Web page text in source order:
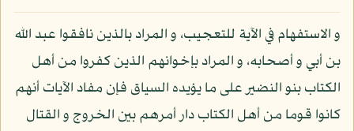
و الاستفهام في الآية للتعجيب، و المراد بالذين نافقوا عبد الله
بن أبي و أصحابه، و المراد بإخوانهم الذين كفروا من أهل
الكتاب بنو النضير على ما يؤيده السياق فإن مفاد الآيات أنهم
كانوا قوما من أهل الكتاب دار أمرهم بين الخروج و القتال